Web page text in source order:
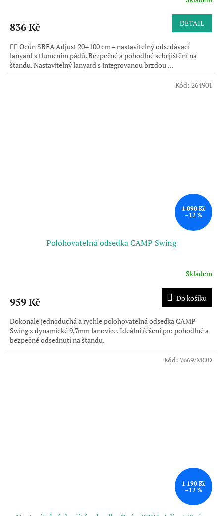
836 Kč DETAIL
🧗‍♂️ Ocún SBEA Adjust 20–100 cm – nastavitelný odsedávací
lanyard s tlumením pádů. Bezpečné a pohodlné sebejištění na
štandu. Nastavitelný lanyard s integrovanou brzdou,...
1 090 Kč
–12 %
Polohovatelná odsedka CAMP Swing
Skladem
959 Kč Do košíku
Dokonale jednoduchá a rychle polohovatelná odsedka CAMP
Swing z dynamické 9,7mm lanovice. Ideální řešení pro pohodlné a
bezpečné odsednutí na štandu.
Kód: 264901
1 190 Kč
–12 %
Kód: 7669/MOD